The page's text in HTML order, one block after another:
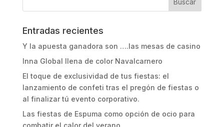
Entradas recientes
Y la apuesta ganadora son ….las mesas de casino
Inna Global llena de color Navalcarnero
El toque de exclusividad de tus fiestas: el
lanzamiento de confeti tras el pregón de fiestas o
al finalizar tú evento corporativo.
Las fiestas de Espuma como opción de ocio para
combatir el calor del verano